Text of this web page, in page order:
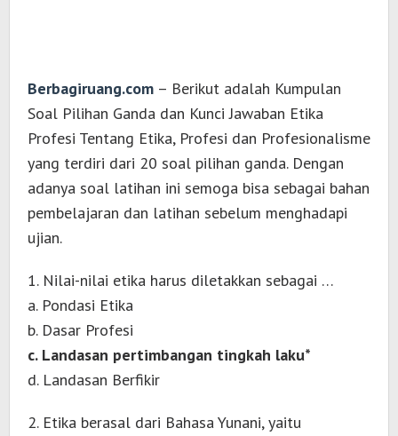
Berbagiruang.com – Berikut adalah Kumpulan
Soal Pilihan Ganda dan Kunci Jawaban Etika
Profesi Tentang Etika, Profesi dan Profesionalisme
yang terdiri dari 20 soal pilihan ganda. Dengan
adanya soal latihan ini semoga bisa sebagai bahan
pembelajaran dan latihan sebelum menghadapi
ujian.
1. Nilai-nilai etika harus diletakkan sebagai …
a. Pondasi Etika
b. Dasar Profesi
c. Landasan pertimbangan tingkah laku*
d. Landasan Berfikir
2. Etika berasal dari Bahasa Yunani, yaitu